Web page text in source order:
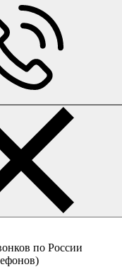
по России